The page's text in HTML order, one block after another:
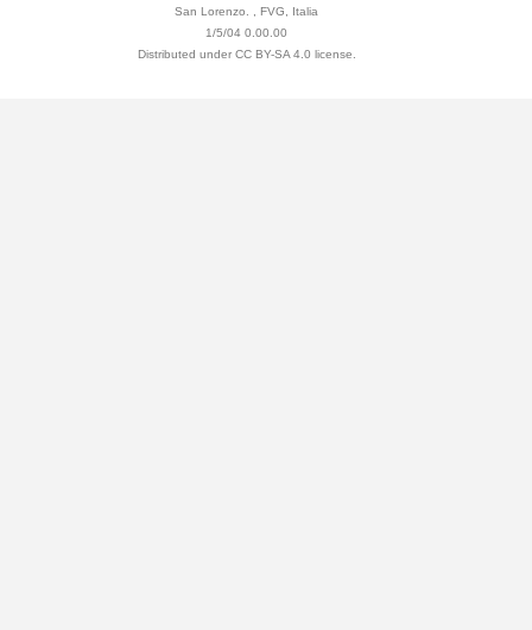
San Lorenzo. , FVG, Italia
1/5/04 0.00.00
Distributed under CC BY-SA 4.0 license.